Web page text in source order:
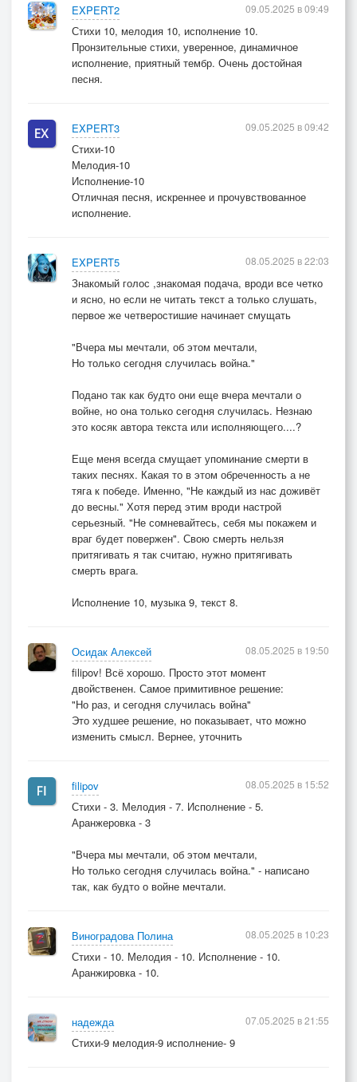
EXPERT2
Стихи 10, мелодия 10, исполнение 10.
Пронзительные стихи, уверенное, динамичное
исполнение, приятный тембр. Очень достойная
песня.
09.05.2025 в 09:49
EXPERT3
Стихи-10
Мелодия-10
Исполнение-10
Отличная песня, искреннее и прочувствованное
исполнение.
09.05.2025 в 09:42
EXPERT5
Знакомый голос ,знакомая подача, вроди все четко
и ясно, но если не читать текст а только слушать,
первое же четверостишие начинает смущать
"Вчера мы мечтали, об этом мечтали,
Но только сегодня случилась война."
Подано так как будто они еще вчера мечтали о
войне, но она только сегодня случилась. Незнаю
это косяк автора текста или исполняющего....?
Еще меня всегда смущает упоминание смерти в
таких песнях. Какая то в этом обреченность а не
тяга к победе. Именно, "Не каждый из нас доживёт
до весны." Хотя перед этим вроди настрой
серьезный. "Не сомневайтесь, себя мы покажем и
враг будет повержен". Свою смерть нельзя
притягивать я так считаю, нужно притягивать
смерть врага.
Исполнение 10, музыка 9, текст 8.
08.05.2025 в 22:03
Осидак Алексей
filipov! Всё хорошо. Просто этот момент
двойственен. Самое примитивное решение:
"Но раз, и сегодня случилась война"
Это худшее решение, но показывает, что можно
изменить смысл. Вернее, уточнить
08.05.2025 в 19:50
filipov
Стихи - 3. Мелодия - 7. Исполнение - 5.
Аранжеровка - 3
"Вчера мы мечтали, об этом мечтали,
Но только сегодня случилась война." - написано
так, как будто о войне мечтали.
08.05.2025 в 15:52
Виноградова Полина
Стихи - 10. Мелодия - 10. Исполнение - 10.
Аранжировка - 10.
08.05.2025 в 10:23
надежда
Стихи-9 мелодия-9 исполнение- 9
07.05.2025 в 21:55